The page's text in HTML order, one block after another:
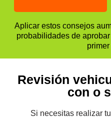
Aplicar estos consejos
probabilidades de aprobar
Revisión
con o
Si necesitas realizar tu